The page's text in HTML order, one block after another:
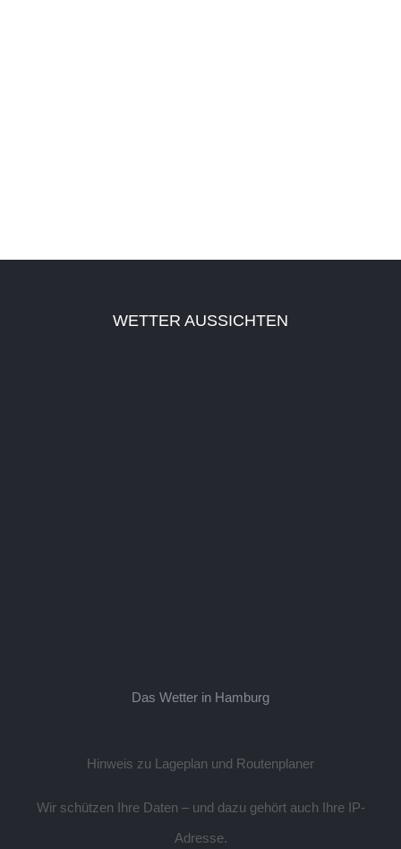
WETTER AUSSICHTEN
Das Wetter in Hamburg
Hinweis zu Lageplan und Routenplaner
Wir schützen Ihre Daten – und dazu gehört auch Ihre IP-
Adresse.